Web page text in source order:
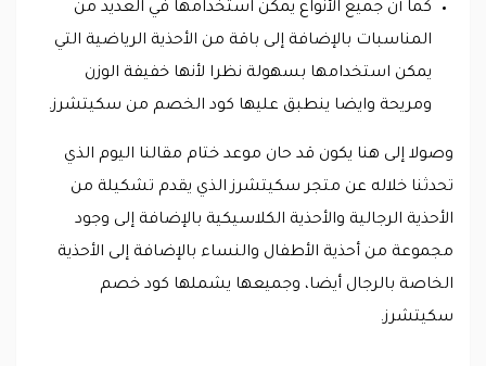
كما أن جميع الأنواع يمكن استخدامها في العديد من
المناسبات بالإضافة إلى باقة من الأحذية الرياضية التي
يمكن استخدامها بسهولة نظرا لأنها خفيفة الوزن
ومريحة وايضا ينطبق عليها كود الخصم من سكيتشرز.
وصولا إلى هنا يكون قد حان موعد ختام مقالنا اليوم الذي
تحدثنا خلاله عن متجر سكيتشرز الذي يقدم تشكيلة من
الأحذية الرجالية والأحذية الكلاسيكية بالإضافة إلى وجود
مجموعة من أحذية الأطفال والنساء بالإضافة إلى الأحذية
الخاصة بالرجال أيضا، وجميعها يشملها كود خصم
سكيتشرز.